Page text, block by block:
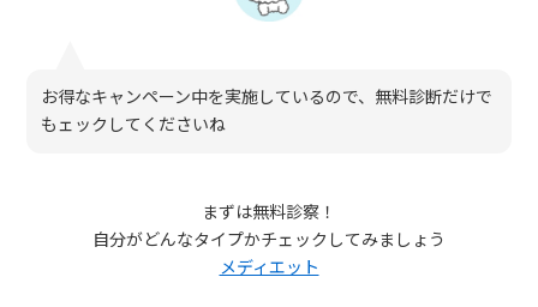
お得なキャンペーン中を実施しているので、無料診断だけで
もェックしてくださいね
まずは無料診察！
自分がどんなタイプかチェックしてみましょう
メディエット